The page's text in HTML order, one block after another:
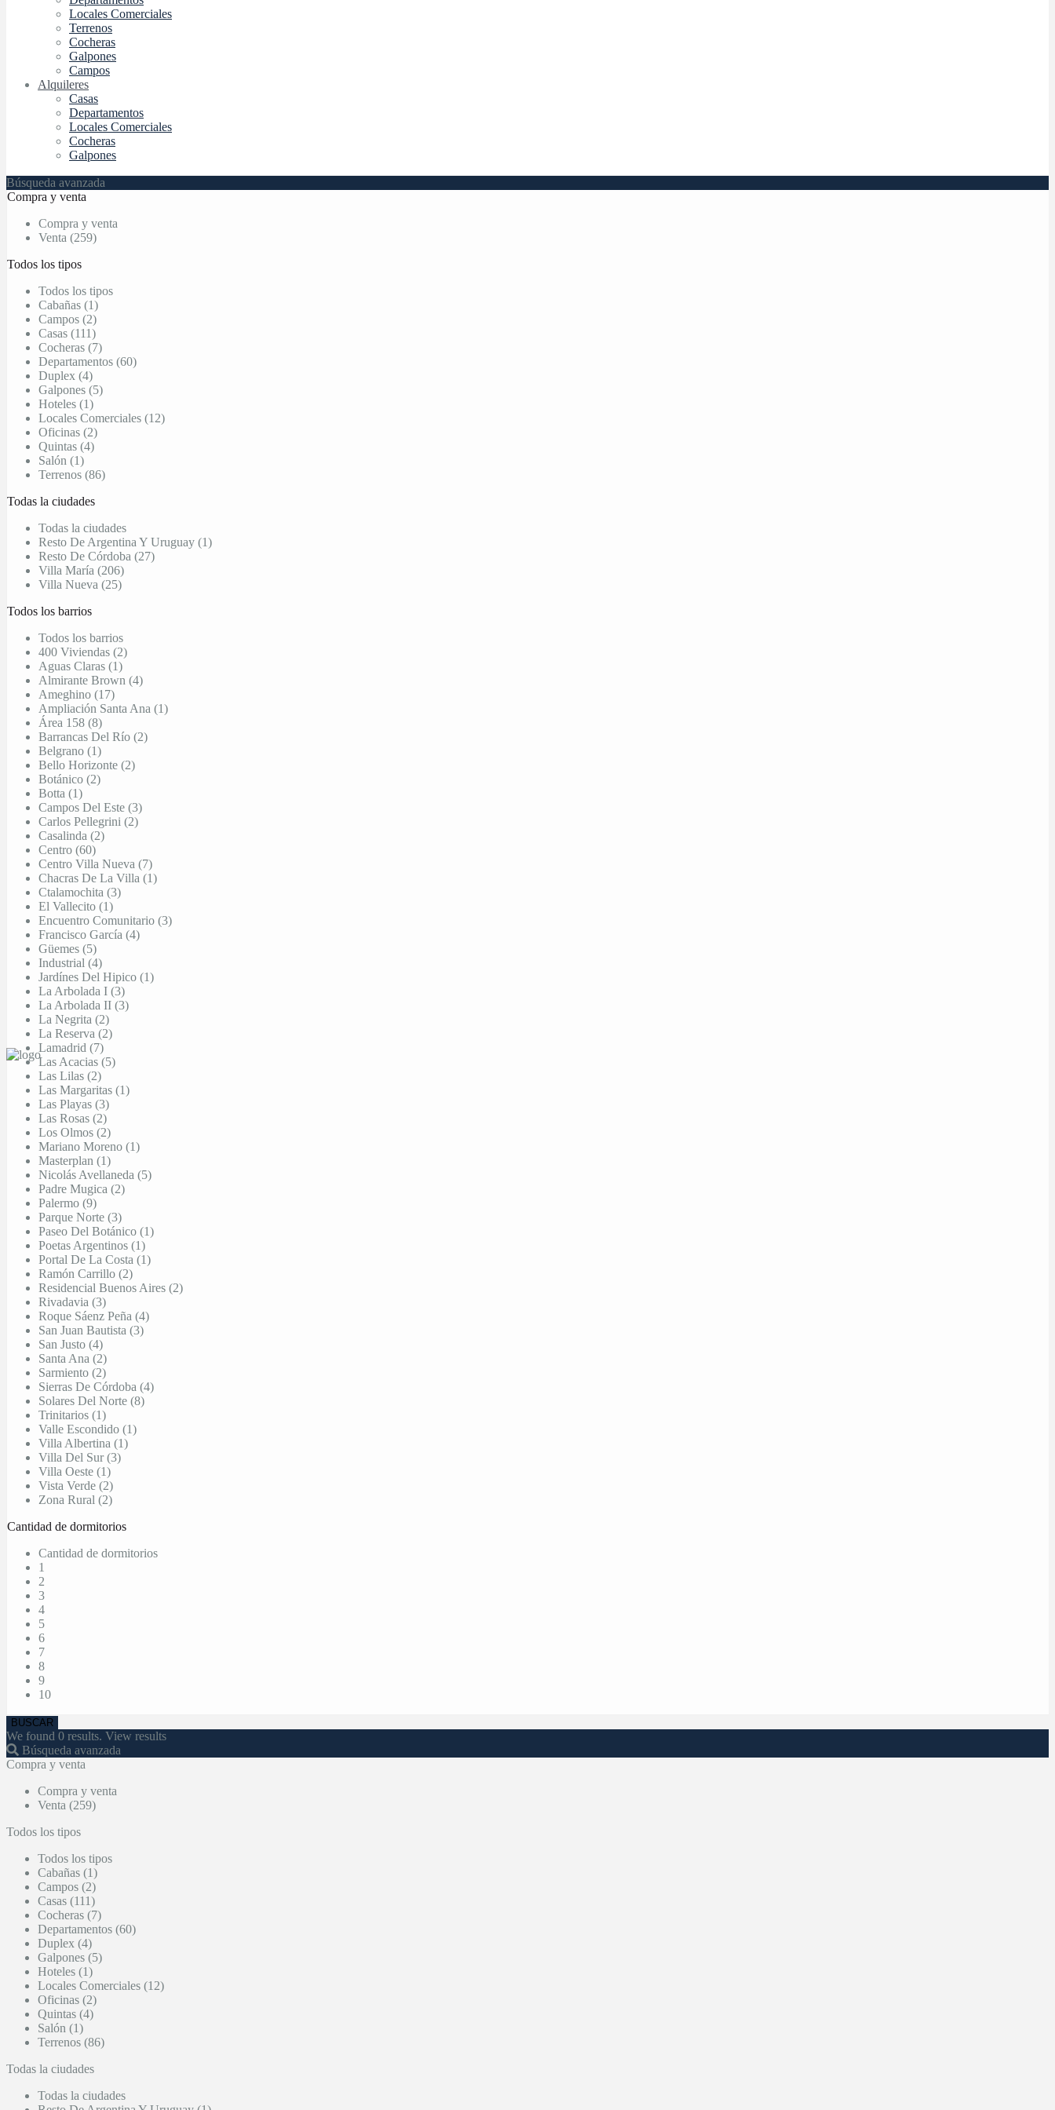
Locales Comerciales
Terrenos
Cocheras
Galpones
Campos
Alquileres
Casas
Departamentos
Locales Comerciales
Cocheras
Galpones
Búsqueda avanzada
Compra y venta
Compra y venta
Venta (259)
Todos los tipos
Todos los tipos
Cabañas (1)
Campos (2)
Casas (111)
Cocheras (7)
Departamentos (60)
Duplex (4)
Galpones (5)
Hoteles (1)
Locales Comerciales (12)
Oficinas (2)
Quintas (4)
Salón (1)
Terrenos (86)
Todas la ciudades
Todas la ciudades
Resto De Argentina Y Uruguay (1)
Resto De Córdoba (27)
Villa María (206)
Villa Nueva (25)
Todos los barrios
Todos los barrios
400 Viviendas (2)
Aguas Claras (1)
Almirante Brown (4)
Ameghino (17)
Ampliación Santa Ana (1)
Área 158 (8)
Barrancas Del Río (2)
Belgrano (1)
Bello Horizonte (2)
Botánico (2)
Botta (1)
Campos Del Este (3)
Carlos Pellegrini (2)
Casalinda (2)
Centro (60)
Centro Villa Nueva (7)
Chacras De La Villa (1)
Ctalamochita (3)
El Vallecito (1)
Encuentro Comunitario (3)
Francisco García (4)
Güemes (5)
Industrial (4)
Jardínes Del Hipico (1)
La Arbolada I (3)
La Arbolada II (3)
La Negrita (2)
La Reserva (2)
Lamadrid (7)
Las Acacias (5)
Las Lilas (2)
Las Margaritas (1)
Las Playas (3)
Las Rosas (2)
Los Olmos (2)
Mariano Moreno (1)
Masterplan (1)
Nicolás Avellaneda (5)
Padre Mugica (2)
Palermo (9)
Parque Norte (3)
Paseo Del Botánico (1)
Poetas Argentinos (1)
Portal De La Costa (1)
Ramón Carrillo (2)
Residencial Buenos Aires (2)
Rivadavia (3)
Roque Sáenz Peña (4)
San Juan Bautista (3)
San Justo (4)
Santa Ana (2)
Sarmiento (2)
Sierras De Córdoba (4)
Solares Del Norte (8)
Trinitarios (1)
Valle Escondido (1)
Villa Albertina (1)
Villa Del Sur (3)
Villa Oeste (1)
Vista Verde (2)
Zona Rural (2)
Cantidad de dormitorios
Cantidad de dormitorios
1
2
3
4
5
6
7
8
9
10
We found 0 results. View results
Búsqueda avanzada
Compra y venta
Compra y venta
Venta (259)
Todos los tipos
Todos los tipos
Cabañas (1)
Campos (2)
Casas (111)
Cocheras (7)
Departamentos (60)
Duplex (4)
Galpones (5)
Hoteles (1)
Locales Comerciales (12)
Oficinas (2)
Quintas (4)
Salón (1)
Terrenos (86)
Todas la ciudades
Todas la ciudades